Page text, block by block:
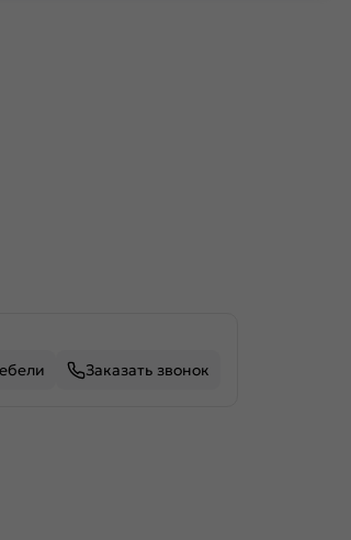
Заказать звонок